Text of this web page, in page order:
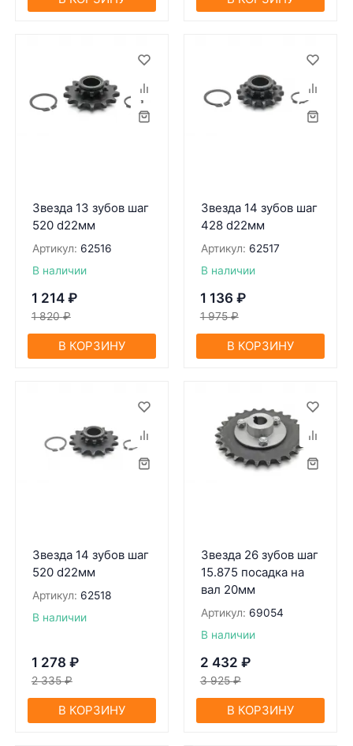
Звезда 13 зубов шаг
520 d22мм
Артикул: 62516
В наличии
1 214 ₽
1 820 ₽
В КОРЗИНУ
Звезда 14 зубов шаг
428 d22мм
Артикул: 62517
В наличии
1 136 ₽
1 975 ₽
В КОРЗИНУ
Звезда 14 зубов шаг
520 d22мм
Артикул: 62518
В наличии
1 278 ₽
2 335 ₽
В КОРЗИНУ
Звезда 26 зубов шаг
15.875 посадка на
вал 20мм
Артикул: 69054
В наличии
2 432 ₽
3 925 ₽
В КОРЗИНУ